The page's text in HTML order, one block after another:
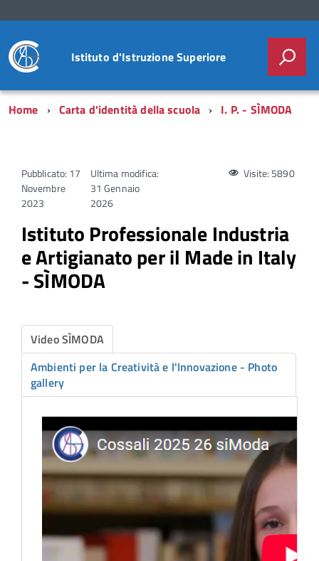
Istituto d'Istruzione Superiore
Home Carta d'identità della scuola I. P. - SÌMODA
Pubblicato: 17
Novembre
2023
Ultima modifica:
31 Gennaio
2026
Visite: 5890
Istituto Professionale Industria
e Artigianato per il Made in Italy
- SÌMODA
Video SÌMODA
Ambienti per la Creatività e l'Innovazione - Photo
gallery